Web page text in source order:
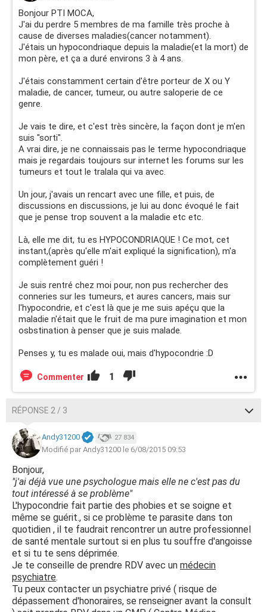
Bonjour PTI MOCA,
J'ai du perdre 5 membres de ma famille très proche à
cause de diverses maladies(cancer notamment).
J'étais un hypocondriaque depuis la maladie(et la mort) de
mon père, et ça a duré environs 3 à 4 ans.
J'étais constamment certain d'être porteur de X ou Y
maladie, de cancer, tumeur, ou autre saloperie de ce
genre.
Je vais te dire, et c'est très sincère, la façon dont je m'en
suis "sorti".
A vrai dire, je ne connaissais pas le terme hypocondriaque
mais je regardais toujours sur internet les forums sur les
tumeurs et tout le tralala qui va avec.
Un jour, j'avais un rencart avec une fille, et puis, de
discussions en discussions, je lui au donc évoqué le fait
que je pense trop souvent a la maladie etc etc.
Là, elle me dit, tu es HYPOCONDRIAQUE ! Ce mot, cet
instant,(après qu'elle m'ait expliqué la signification), m'a
complètement guéri !
Je suis rentré chez moi pour, non pus rechercher des
conneries sur les tumeurs, et aures cancers, mais sur
l'hypocondrie, et c'est là que je me suis apéçu que la
maladie n'était que le fruit de ma pure imagination et mon
osbstination à penser que je suis malade.
Penses y, tu es malade oui, mais d'hypocondrie :D
Commenter 1
RÉPONSE 2 / 3
Andy31200 27 834
Modifié par Andy31200 le 6/08/2015 09:53
Bonjour,
"j'ai déjà vue une psychologue mais elle ne c'est pas du
tout intéressé à se problème"
L'hypocondrie fait partie des phobies et se soigne et
même se guérit., si ce problème te parasite dans ton
quotidien , il te faudrait rencontrer un autre professionnel
de santé mentale surtout si en plus tu souffre d'angoisse
et si tu te sens déprimée.
Je te conseille de prendre RDV avec un médecin
psychiatre.
Tu peux contacter un psychiatre privé ( risque de
dépassement d'honoraires, se renseigner avant la consult